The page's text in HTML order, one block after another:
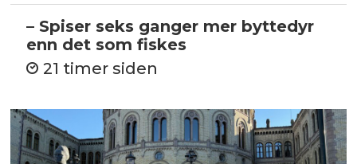
– Spiser seks ganger mer byttedyr
enn det som fiskes
21 timer siden